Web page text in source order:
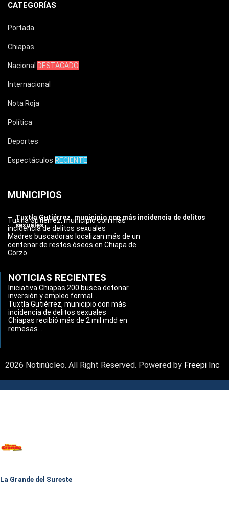
CATEGORÍAS
Portada
Chiapas
Nacional DESTACADO
Internacional
Nota Roja
Política
Deportes
Espectáculos RECIENTE
MUNICIPIOS
Tuxtla Gutiérrez, municipio con más incidencia de delitos
sexuales
Tuxtla Gutiérrez, municipio con más
incidencia de delitos sexuales
Madres buscadoras localizan más de un
centenar de restos óseos en Chiapa de
Corzo
NOTICIAS RECIENTES
Iniciativa Chiapas 200 busca detonar
inversión y empleo formal...
Tuxtla Gutiérrez, municipio con más
incidencia de delitos sexuales
Chiapas recibió más de 2 mil mdd en
remesas...
2026 Notinúcleo. All Right Reserved. Powered by Freepi Inc
La Grande del Sureste